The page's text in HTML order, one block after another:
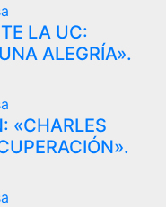
LA UC:
ALEGRÍA».
«CHARLES